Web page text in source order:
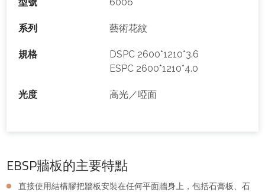
系列 藝術花紋
規格
DSPC 2600*1210*3.6
ESPC 2600*1210*4.0
光度 高光／啞面
EBSP牆板的主要特點
直接使用結構膠把牆板安裝在任何平面牆身上，包括石膏板、石